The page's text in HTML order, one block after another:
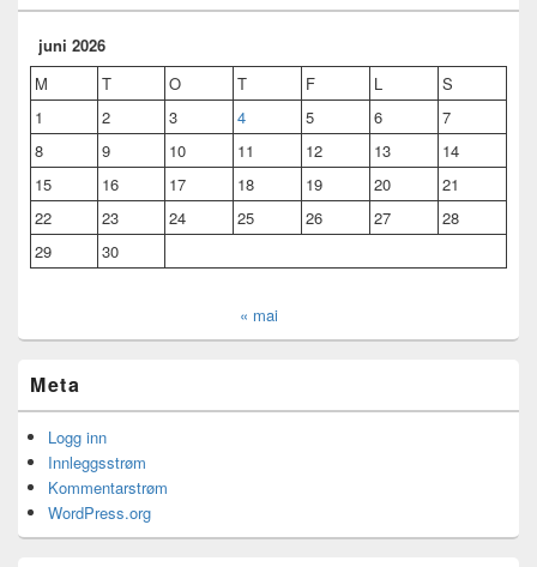
juni 2026
M
T O T F L
S
1
2 3 4 5 6
7
8
9 10 11 12 13
14
15
16 17 18 19 20
21
22
23 24 25 26 27
28
29
30
« mai
Meta
Logg inn
Innleggsstrøm
Kommentarstrøm
WordPress.org